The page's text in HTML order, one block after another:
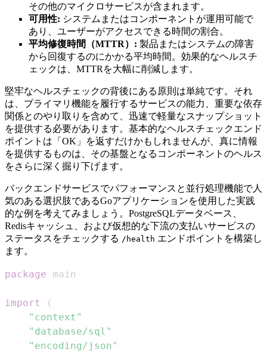
その他のマイクロサービスが含まれます。
可用性: システムまたはコンポーネントが運用可能で
あり、ユーザーがアクセスできる時間の割合。
平均修復時間（MTTR）: 製品またはシステムの障害
から回復するのにかかる平均時間。効果的なヘルスチ
ェックは、MTTRを大幅に削減します。
堅牢なヘルスチェックの背後にある原則は単純です。それ
は、プライマリ機能を履行するサービスの能力、重要な依存
関係とのやり取りを含めて、迅速で軽量なスナップショット
を提供する必要があります。基本的なヘルスチェックエンド
ポイントは「OK」を返すだけかもしれませんが、真に情報
を提供するものは、その基盤となるコンポーネントのヘルス
をさらに深く掘り下げます。
バックエンドサービスでパフォーマンスと並行処理機能で人
気のある選択肢であるGoアプリケーションを使用した実践
的な例を考えてみましょう。PostgreSQLデータベース、
Redisキャッシュ、および仮想的な下流の支払いサービスの
ステータスをチェックする /health エンドポイントを構築し
ます。
package
import
(
"context"
"database/sql"
"encoding/json"